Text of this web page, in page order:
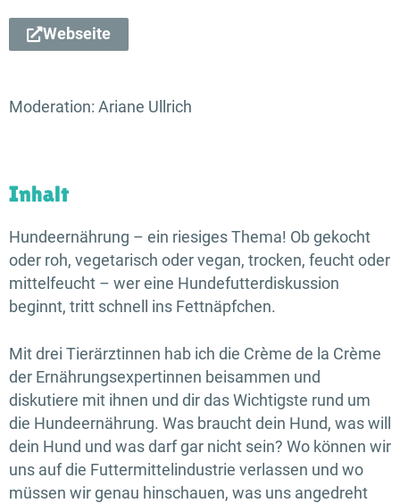
Webseite
Moderation: Ariane Ullrich
Inhalt
Hundeernährung – ein riesiges Thema! Ob gekocht
oder roh, vegetarisch oder vegan, trocken, feucht oder
mittelfeucht – wer eine Hunde­futter­diskussion
beginnt, tritt schnell ins Fettnäpfchen.
Mit drei Tierärztinnen hab ich die Crème de la Crème
der Ernährungs­expertinnen beisammen und
diskutiere mit ihnen und dir das Wichtigste rund um
die Hunde­ernährung. Was braucht dein Hund, was will
dein Hund und was darf gar nicht sein? Wo können wir
uns auf die Futter­mittel­industrie verlassen und wo
müssen wir genau hinschauen, was uns angedreht